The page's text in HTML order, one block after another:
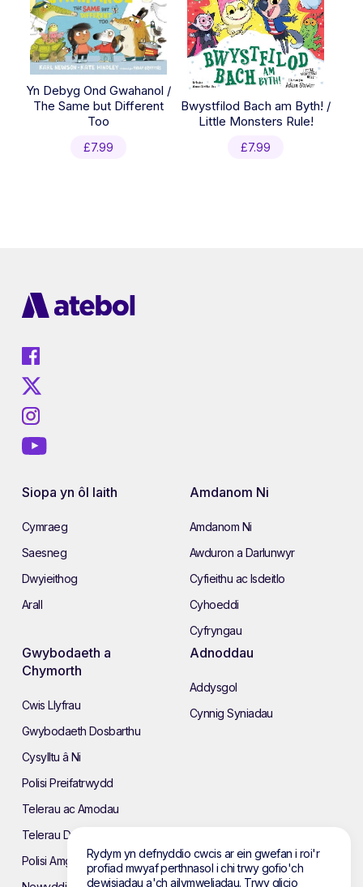
Yn Debyg Ond Gwahanol /
The Same but Different
Too
£7.99
Bwystfilod Bach am Byth! /
Little Monsters Rule!
£7.99
Siopa yn ôl Iaith
Cymraeg
Saesneg
Dwyieithog
Arall
Amdanom Ni
Amdanom Ni
Awduron a Darlunwyr
Cyfieithu ac Isdeitlo
Cyhoeddi
Cyfryngau
Gwybodaeth a
Chymorth
Cwis Llyfrau
Gwybodaeth Dosbarthu
Cysylltu â Ni
Polisi Preifatrwydd
Telerau ac Amodau
Telerau Defnyddio’r Wefan
Polisi Amgylcheddol
Adnoddau
Addysgol
Cynnig Syniadau
Rydym yn defnyddio cwcis ar ein gwefan i roi'r
profiad mwyaf perthnasol i chi trwy gofio'ch
dewisiadau a'ch ailymweliadau. Trwy glicio